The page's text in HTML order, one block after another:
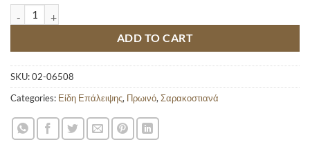
ΤΑΧΙΝΙ ΟΛΥΜΠΟΣ ΟΛΙΚΗΣ ΑΛΕΣΗΣ 260GR quantity
ADD TO CART
SKU:02-06508
Categories: Είδη Επάλειψης, Πρωινό,Σαρακοστιανά